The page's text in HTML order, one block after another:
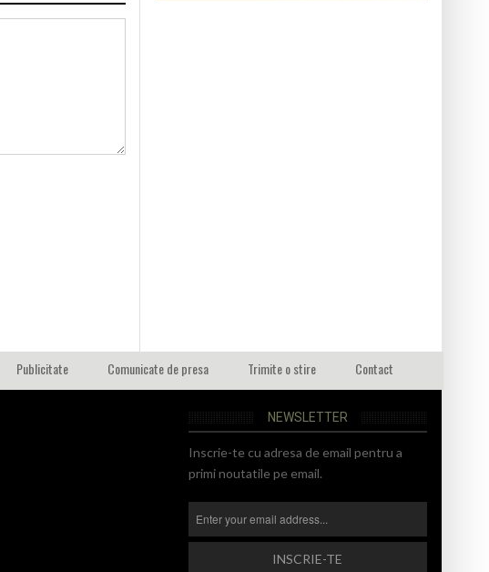
Publicitate Comunicate de presa Trimite o stire Contact
NEWSLETTER
Inscrie-te cu adresa de email pentru a
primi noutatile pe email.